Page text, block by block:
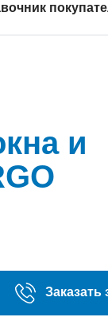
и
Заказать